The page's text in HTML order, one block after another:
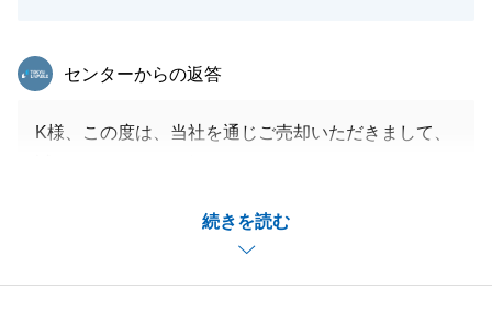
続きを読む
東急リバブル
センターからの返答
K様、この度は、当社を通じご売却いただきまして、
したこと、光栄に思っております。
K様のため、安心してお取引ができるよう、務めさせ
ていただきました。